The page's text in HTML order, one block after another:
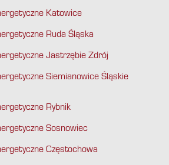
Katowice
Ruda Śląska
Jastrzębie Zdrój
Siemianowice Śląskie
Rybnik
Sosnowiec
Częstochowa